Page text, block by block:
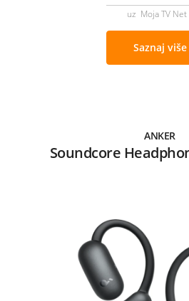
uz Moja TV Net
Saznaj više
ANKER
Soundcore